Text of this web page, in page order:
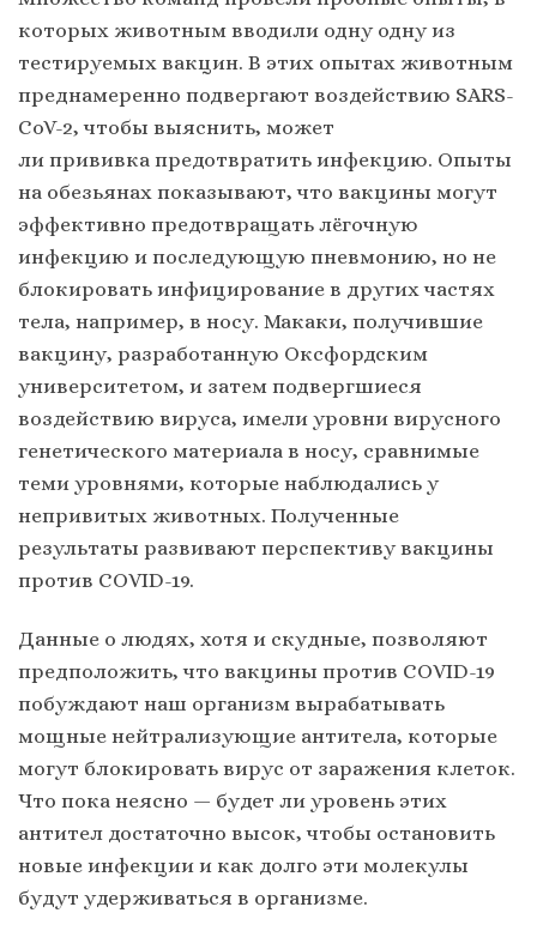
которых животным вводили одну одну из
тестируемых вакцин. В этих опытах животным
преднамеренно подвергают воздействию SARS-
CoV-2, чтобы выяснить, может
ли прививка предотвратить инфекцию. Опыты
на обезьянах показывают, что вакцины могут
эффективно предотвращать лёгочную
инфекцию и последующую пневмонию, но не
блокировать инфицирование в других частях
тела, например, в носу. Макаки, получившие
вакцину, разработанную Оксфордским
университетом, и затем подвергшиеся
воздействию вируса, имели уровни вирусного
генетического материала в носу, сравнимые
теми уровнями, которые наблюдались у
непривитых животных. Полученные
результаты развивают перспективу вакцины
против COVID-19.
Данные о людях, хотя и скудные, позволяют
предположить, что вакцины против COVID-19
побуждают наш организм вырабатывать
мощные нейтрализующие антитела, которые
могут блокировать вирус от заражения клеток.
Что пока неясно — будет ли уровень этих
антител достаточно высок, чтобы остановить
новые инфекции и как долго эти молекулы
будут удерживаться в организме.